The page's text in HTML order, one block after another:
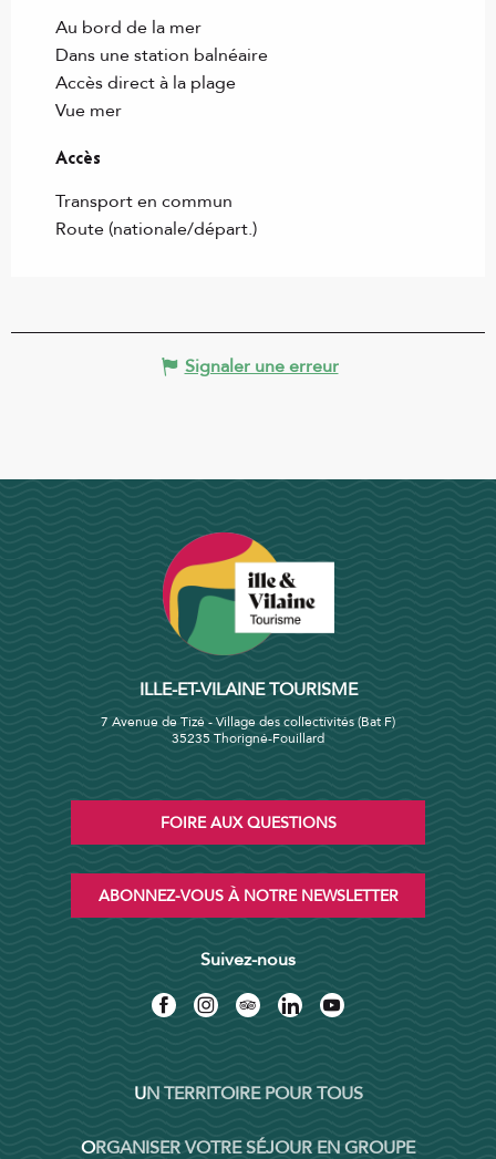
Au bord de la mer
Dans une station balnéaire
Accès direct à la plage
Vue mer
Accès
Accès
Transport en commun
Route (nationale/départ.)
Signaler une erreur
ILLE-ET-VILAINE TOURISME
7 Avenue de Tizé - Village des collectivités (Bat F)
35235 Thorigné-Fouillard
FOIRE AUX QUESTIONS
ABONNEZ-VOUS À NOTRE NEWSLETTER
Suivez-nous
UN TERRITOIRE POUR TOUS
ORGANISER VOTRE SÉJOUR EN GROUPE